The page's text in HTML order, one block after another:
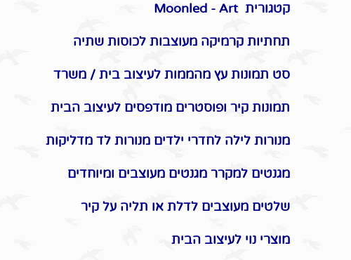
קטגורית Moonled - Art
תחתיות קרמיקה מעוצבות לכוסות שתיה
סט תמונות עץ מהממות לעיצוב בית / משרד
תמונות קיר ופוסטרים מודפסים לעיצוב הבית
מנורות לילה לחדרי ילדים מנורות לד מדליקות
מגנטים למקרר מגנטים מעוצבים ומיוחדים
שלטים מעוצבים לדלת או תליה על קיר
מוצרי נוי לעיצוב הבית